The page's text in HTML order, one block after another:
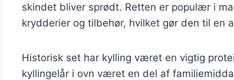
skindet bliver sprødt. Retten er populær i
krydderier og tilbehør, hvilket gør den til en
Historisk set har kylling været en vigtig
kyllingelår i ovn været en del af